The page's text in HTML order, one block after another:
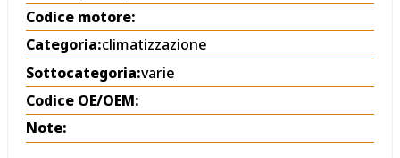
Codice motore:
Categoria:climatizzazione
Sottocategoria:varie
Codice OE/OEM:
Note: